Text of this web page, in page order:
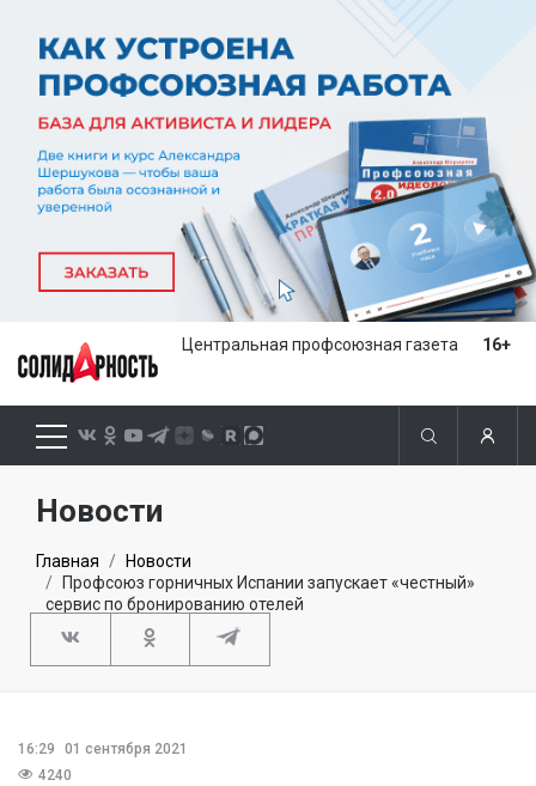
Центральная профсоюзная газета 16+
Новости
Главная
Новости
Профсоюз горничных Испании запускает «честный»
сервис по бронированию отелей
16:29
01 сентября 2021
4240